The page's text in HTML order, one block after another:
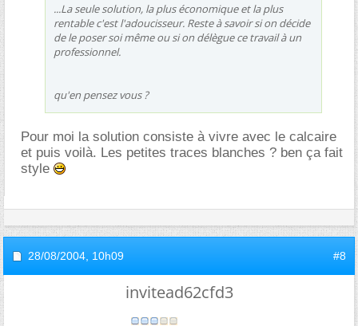
...La seule solution, la plus économique et la plus
rentable c'est l'adoucisseur. Reste à savoir si on décide
de le poser soi même ou si on délègue ce travail à un
professionnel.
qu'en pensez vous ?
Pour moi la solution consiste à vivre avec le calcaire
et puis voilà. Les petites traces blanches ? ben ça fait
style
28/08/2004, 10h09 #8
invitead62cfd3